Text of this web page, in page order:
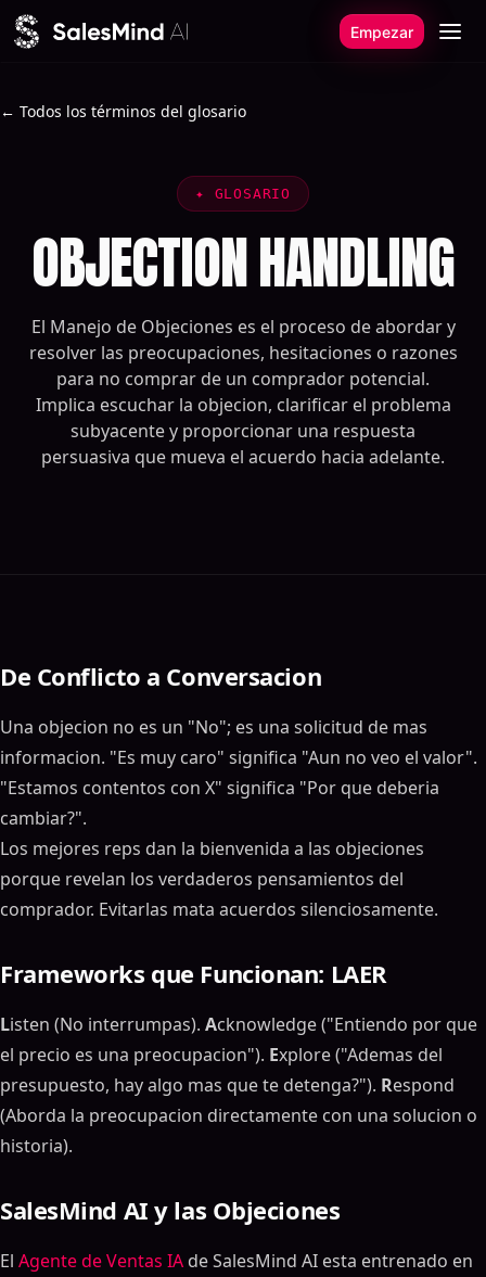
Ir al contenido
Empezar
← Todos los términos del glosario
✦ GLOSARIO
OBJECTION HANDLING
El Manejo de Objeciones es el proceso de abordar y
resolver las preocupaciones, hesitaciones o razones
para no comprar de un comprador potencial.
Implica escuchar la objecion, clarificar el problema
subyacente y proporcionar una respuesta
persuasiva que mueva el acuerdo hacia adelante.
De Conflicto a Conversacion
Una objecion no es un "No"; es una solicitud de mas
informacion. "Es muy caro" significa "Aun no veo el valor".
"Estamos contentos con X" significa "Por que deberia
cambiar?".
Los mejores reps dan la bienvenida a las objeciones
porque revelan los verdaderos pensamientos del
comprador. Evitarlas mata acuerdos silenciosamente.
Frameworks que Funcionan: LAER
Listen (No interrumpas). Acknowledge ("Entiendo por que
el precio es una preocupacion"). Explore ("Ademas del
presupuesto, hay algo mas que te detenga?"). Respond
(Aborda la preocupacion directamente con una solucion o
historia).
SalesMind AI y las Objeciones
El Agente de Ventas IA de SalesMind AI esta entrenado en